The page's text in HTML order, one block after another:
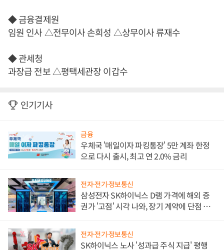
◆ 금융결제원
임원 인사 △전무이사 손희성 △상무이사 류재수
◆ 관세청
과장급 전보 △평택세관장 이갑수
인기기사
금융
우체국 '매일이자 파킹통장' 5만 계좌 한정
으로 다시 출시, 최고 연 2.0% 금리
전자·전기·정보통신
삼성전자 SK하이닉스 D램 가격에 해외 증
권가 '고점' 시각 나와, 장기 계약에 단점 부
전자·전기·정보통신
SK하이닉스 노사 '성과급 주식 지급' 평행